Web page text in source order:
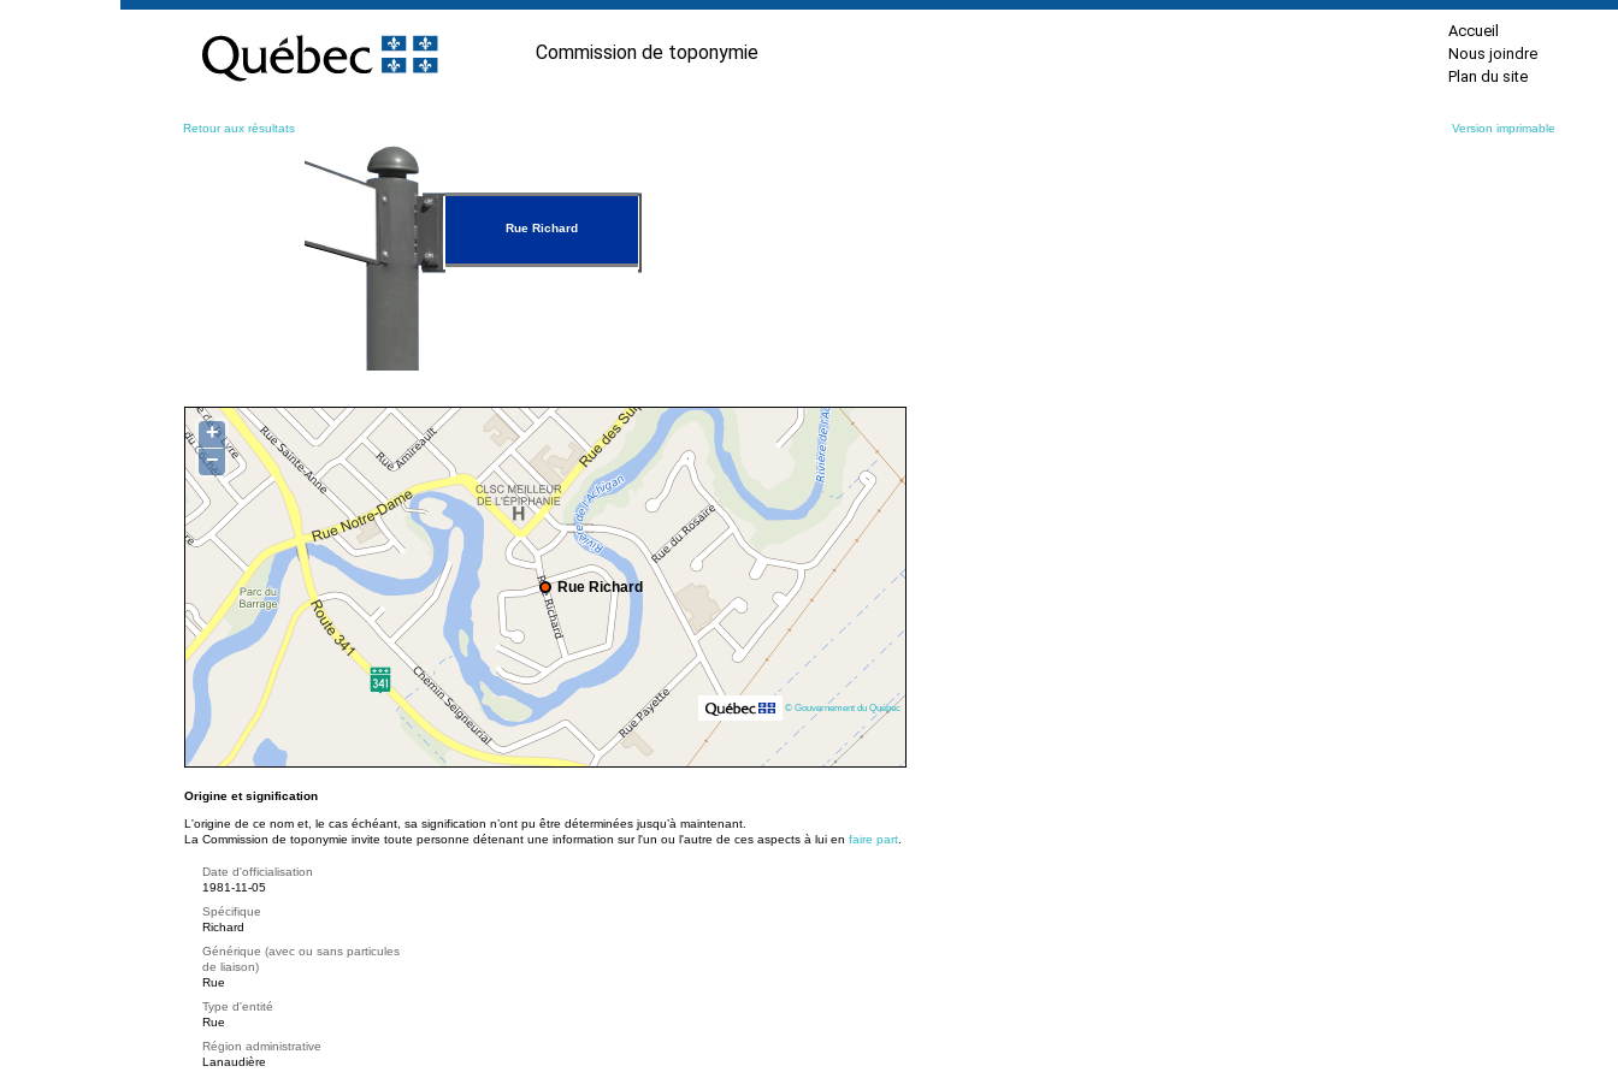
contenu
Commission de toponymie
Accueil
Nous joindre
Plan du site
Retour aux résultats Version imprimable
Rue Richard
Rue Richard
+
−
© Gouvernement du Québec
Origine et signification
L'origine de ce nom et, le cas échéant, sa signification n’ont pu être déterminées jusqu’à maintenant.
La Commission de toponymie invite toute personne détenant une information sur l'un ou l'autre de ces aspects à lui en faire part
Date d'officialisation
1981-11-05
Spécifique
Richard
Générique (avec ou sans particules
de liaison)
Rue
Type d'entité
Rue
Région administrative
Lanaudière